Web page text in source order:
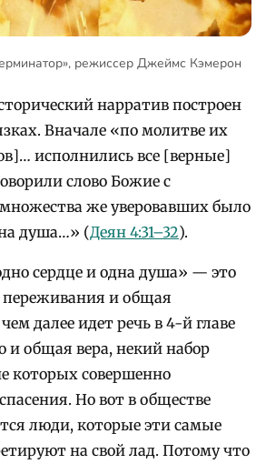
режиссер Джеймс Кэмерон
нарратив построен
Вначале «по молитве их
исполнились все [верные]
слово Божие с
же уверовавших было
душа…» (Деян 4:31–32).
сердце и одна душа» — это
переживания и общая
далее идет речь в 4-й главе
и общая вера, некий набор
которых совершенно
Но вот в обществе
люди, которые эти самые
на свой лад. Потому что